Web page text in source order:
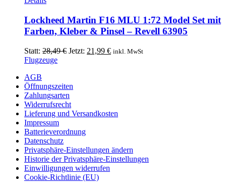
Lockheed Martin F16 MLU 1:72 Model Set mit
Farben, Kleber & Pinsel – Revell 63905
Statt: 28,49€ Ursprünglicher
Jetzt: 21,99 €Aktueller
inkl. MwSt
Flugzeuge
AGB
Öffnungszeiten
Zahlungsarten
Widerrufsrecht
Lieferung und Versandkosten
Impressum
Batterieverordnung
Datenschutz
Privatsphäre-Einstellungen ändern
Historie der Privatsphäre-Einstellungen
Einwilligungen widerrufen
Cookie-Richtlinie (EU)